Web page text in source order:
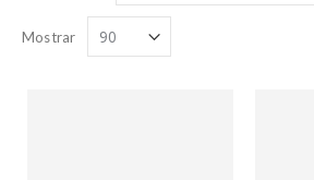
Mostrar